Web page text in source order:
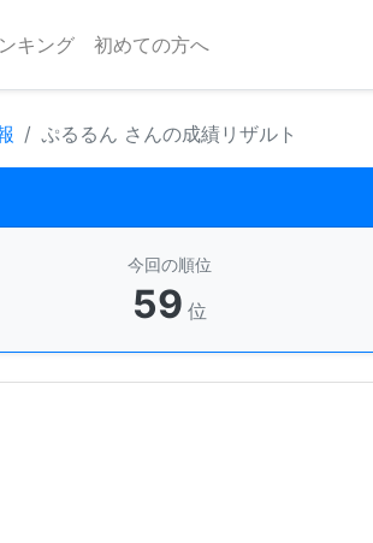
キング 初めての方へ
ぷるるん さんの成績リザルト
今回の順位
59 位